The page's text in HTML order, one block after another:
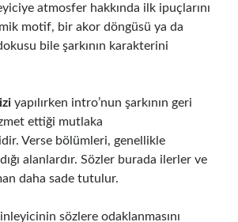
atmosfer hakkında ilk ipuçlarını
motif, bir akor döngüsü ya da
bile şarkının karakterini
yapılırken intro’nun şarkının geri
ettiği mutlaka
Verse bölümleri, genellikle
alanlardır. Sözler burada ilerler ve
daha sade tutulur.
sözlere odaklanmasını